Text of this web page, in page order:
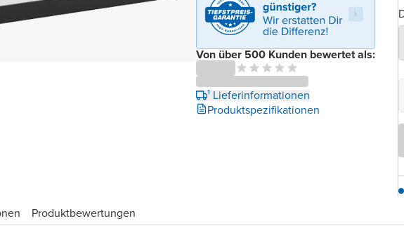
Von über 500 Kunden bewertet als:
¹ Lieferinformationen
Produktspezifikationen
Produktbewertungen